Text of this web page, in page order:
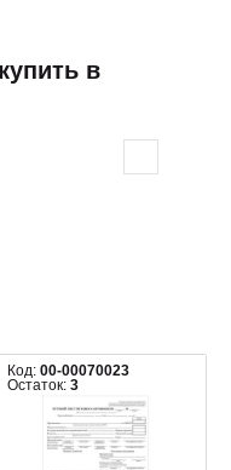
в
Код:00-00070023
Остаток:3